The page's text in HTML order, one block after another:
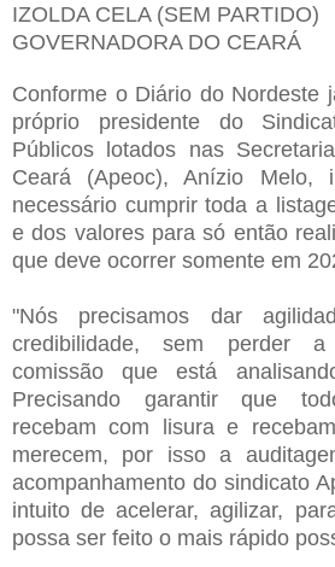
IZOLDA CELA (SEM PARTIDO)
GOVERNADORA DO CEARÁ
Conforme o Diário do Nordeste
próprio presidente do
Públicos lotados nas
Ceará (Apeoc), Anízio Melo,
necessário cumprir toda a
e dos valores para só então
que deve ocorrer somente em
"Nós precisamos dar
credibilidade, sem perder a
comissão que está
Precisando garantir que
recebam com lisura e
merecem, por isso a
acompanhamento do sindicato
intuito de acelerar, agilizar,
possa ser feito o mais rápido